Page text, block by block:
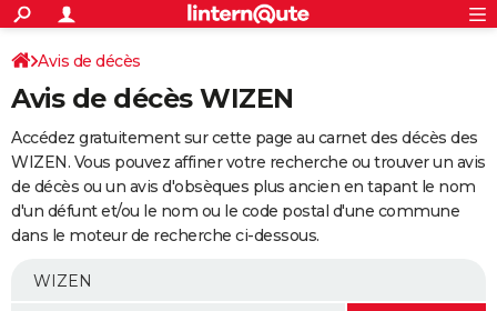
ACTUALITÉS
Politique
Société
Faits Divers
Education
Monde
Villes
+
SPORT
Coupe du monde 2026
Football
Tennis
Cyclisme
Rugby
Forum
Programme TV
TNT
Streaming
Cinéma
Sorties cinéma
Musique
+
FINANCE
Retraite
Impôts
Epargne
Immobilier
Risques naturels par ville
Banque
Assurance
Crédit
AUTO
Essais
Réserver un essai
Citadines
Berlines
SUV
Forum auto
+
Mobiles
Meilleur smartphone
Internet
Ordinateurs
Jeux vidéo
Guide high-tech
Avis de décès
Avis de décès WIZEN
Accédez gratuitement sur cette page au carnet des décès des
WIZEN. Vous pouvez affiner votre recherche ou trouver un avis
de décès ou un avis d'obsèques plus ancien en tapant le nom
d'un défunt et/ou le nom ou le code postal d'une commune
dans le moteur de recherche ci-dessous.